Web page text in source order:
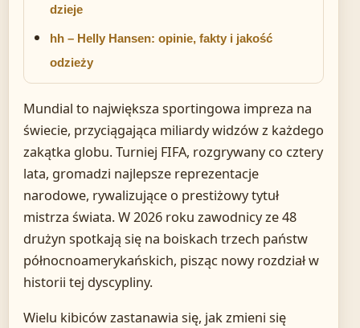
dzieje
hh – Helly Hansen: opinie, fakty i jakość
odzieży
Mundial to największa sportingowa impreza na
świecie, przyciągająca miliardy widzów z każdego
zakątka globu. Turniej FIFA, rozgrywany co cztery
lata, gromadzi najlepsze reprezentacje
narodowe, rywalizujące o prestiżowy tytuł
mistrza świata. W 2026 roku zawodnicy ze 48
drużyn spotkają się na boiskach trzech państw
północnoamerykańskich, pisząc nowy rozdział w
historii tej dyscypliny.
Wielu kibiców zastanawia się, jak zmieni się